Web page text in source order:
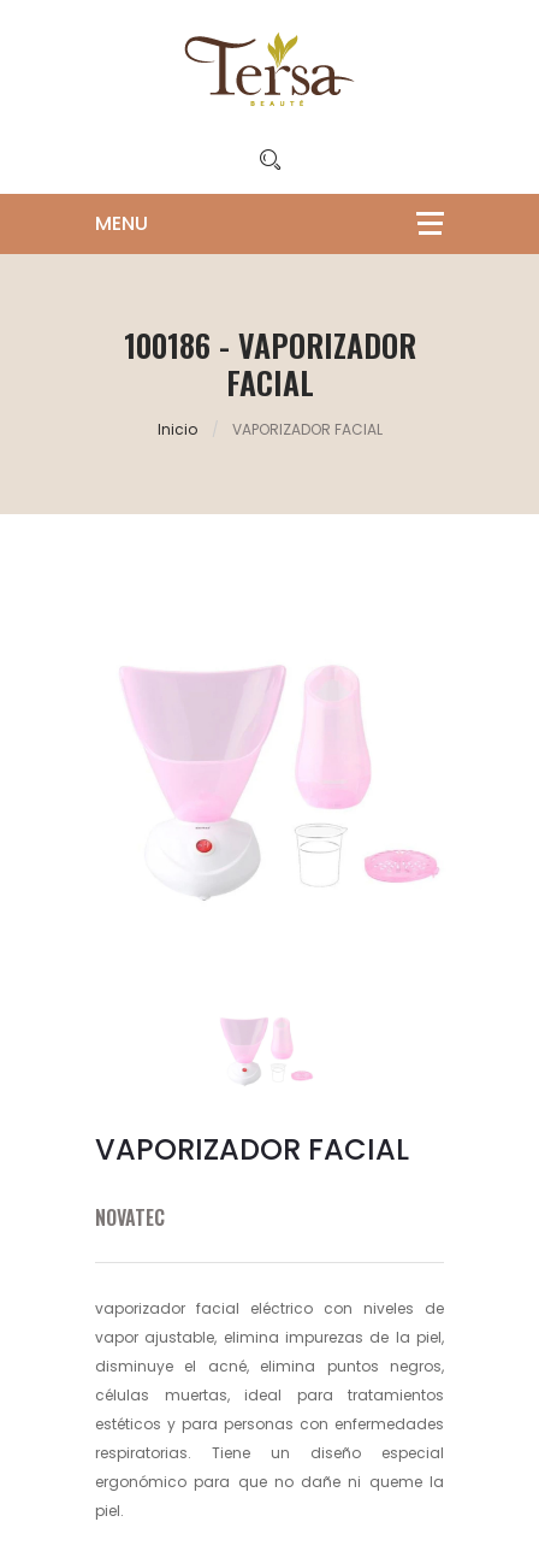
100186 - VAPORIZADOR
FACIAL
Inicio VAPORIZADOR FACIAL
VAPORIZADOR FACIAL
NOVATEC
vaporizador facial eléctrico con niveles de
vapor ajustable, elimina impurezas de la piel,
disminuye el acné, elimina puntos negros,
células muertas, ideal para tratamientos
estéticos y para personas con enfermedades
respiratorias. Tiene un diseño especial
ergonómico para que no dañe ni queme la
piel.